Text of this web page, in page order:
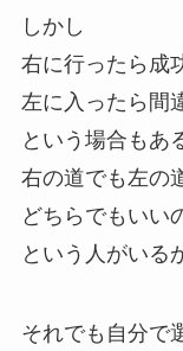
しかし
右に行ったら成
左に入ったら間
という場合もあ
右の道でも左の
どちらでもいい
という人がいる
それでも自分で